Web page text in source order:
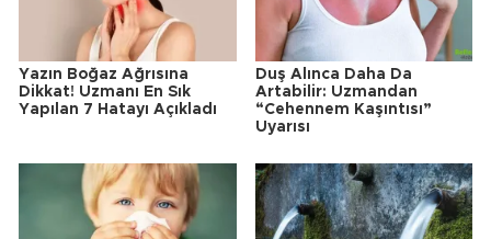
Yazın Boğaz Ağrısına
Dikkat! Uzmanı En Sık
Yapılan 7 Hatayı Açıkladı
Duş Alınca Daha Da
Artabilir: Uzmandan
“Cehennem Kaşıntısı”
Uyarısı